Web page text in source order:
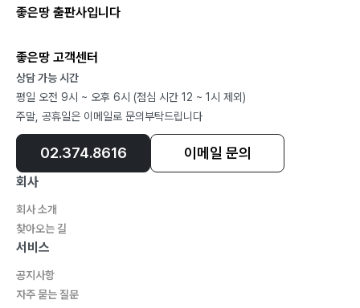
좋은땅 출판사입니다
좋은땅 고객센터
상담 가능 시간
평일 오전 9시 ~ 오후 6시 (점심 시간 12 ~ 1시 제외)
주말, 공휴일은 이메일로 문의부탁드립니다
02.374.8616 이메일 문의
회사
회사 소개
찾아오는 길
서비스
공지사항
자주 묻는 질문